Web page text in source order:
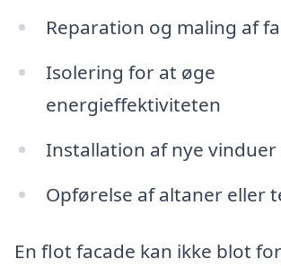
Reparation og maling af
Isolering for at øge
energieffektiviteten
Installation af nye
Opførelse af altaner eller
En flot facade kan ikke blot